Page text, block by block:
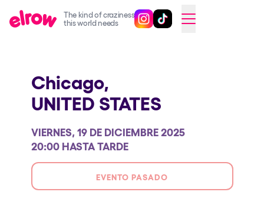
The kind of craziness
this world needs
Sigue @elrowofficial en
Sigue @elrowofficial en
SWITCH TO ENGLISH
elrow Ibiza x [UNVRS] 2026
elrow Town 2026
Snowrow Festival 2026
elrow Island 2026
elrow Shop
Espectáculos
Chicago,
UNITED STATES
VIERNES, 19 DE DICIEMBRE 2025
20:00 HASTA TARDE
EVENTO PASADO